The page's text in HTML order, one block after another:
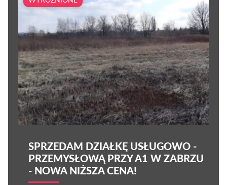
SPRZEDAM DZIAŁKĘ USŁUGOWO -
PRZEMYSŁOWĄ PRZY A1 W ZABRZU
- NOWA NIŻSZA CENA!